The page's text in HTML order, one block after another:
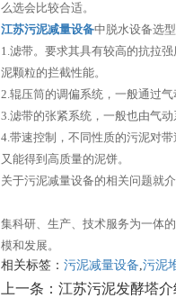
么选会比较合适。
江苏污泥减量设备中脱水设备选
1.滤带。要求其具有较高的抗拉
泥颗粒的拦截性能。
2.辊压筒的调偏系统，一般通过气
3.滤带的张紧系统，一般也由气
4.带速控制，不同性质的污泥对
又能得到高质量的泥饼。
关于污泥减量设备的相关问题就
集科研、生产、技术服务为一体
模和发展。
相关标签： 污泥减量设备,污泥
上一条： 江苏污泥发酵塔介